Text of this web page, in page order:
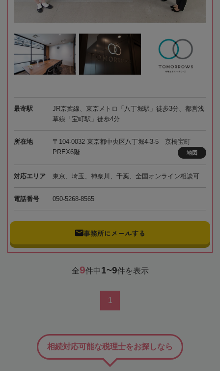
最寄駅
JR京葉線、東京メトロ「八丁堀駅」徒歩3分、都営浅
草線「宝町駅」徒歩4分
所在地
〒104-0032 東京都中央区八丁堀4-3-5 京橋宝町
PREX6階
地図
対応エリア 東京、埼玉、神奈川、千葉、全国オンライン相談可
電話番号 050-5268-8565
事務所にメールする
全9件中1~9件を表示
1
相続対応可能な税理士をお探しなら